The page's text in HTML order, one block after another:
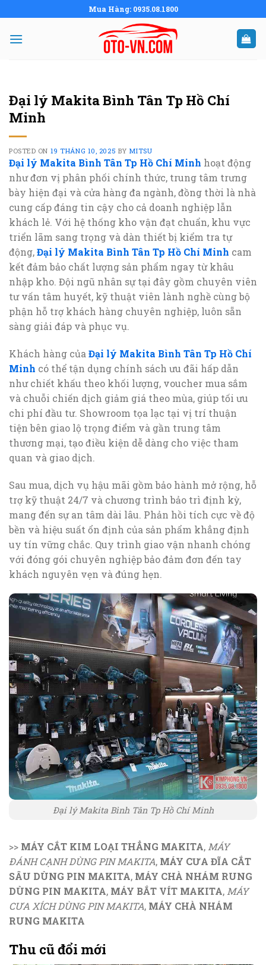
to
content
Mua Hàng: 0935.08.1800
Đại lý Makita Bình Tân Tp Hồ Chí
Minh
POSTED ON 19 THÁNG 10, 2025 BY MITSU
Đại lý Makita Bình Tân Tp Hồ Chí Minh hoạt động
như đơn vị phân phối chính thức, trung tâm trưng
bày hiện đại và cửa hàng đa ngành, đồng thời là nhà
cung cấp đáng tin cậy cho cả doanh nghiệp lẫn
khách lẻ. Với hệ thống kho vận đạt chuẩn, khu vực
triển lãm sang trọng và dàn thiết bị kiểm tra tự
động,Đại lý Makita Bình Tân Tp Hồ Chí Minh cam
kết đảm bảo chất lượng sản phẩm ngay từ khâu
nhập kho. Đội ngũ nhân sự tại đây gồm chuyên viên
tư vấn tâm huyết, kỹ thuật viên lành nghề cùng bộ
phận hỗ trợ khách hàng chuyên nghiệp, luôn sẵn
sàng giải đáp và phục vụ.
Khách hàng của Đại lý Makita Bình Tân Tp Hồ Chí
Minh có thể tận dụng chính sách ưu đãi hấp dẫn
như chiết khấu theo khối lượng, voucher mua sắm
và chuỗi chiến dịch giảm giá theo mùa, giúp tối ưu
chi phí đầu tư. Showroom tọa lạc tại vị trí thuận
tiện bên giao lộ trọng điểm và gần trung tâm
thương mại, tạo điều kiện dễ dàng cho việc tham
quan và giao dịch.
Sau mua, dịch vụ hậu mãi gồm bảo hành mở rộng, hỗ
trợ kỹ thuật 24/7 và chương trình bảo trì định kỳ,
mang đến sự an tâm dài lâu. Phản hồi tích cực về độ
bền và hiệu suất ổn định của sản phẩm khẳng định
uy tín vững chắc. Quy trình giao vận nhanh chóng
với đóng gói chuyên nghiệp bảo đảm đơn đến tay
khách nguyên vẹn và đúng hẹn.
Đại lý Makita Bình Tân Tp Hồ Chí Minh
>> MÁY CẮT KIM LOẠI THẲNG MAKITA, MÁY
ĐÁNH CẠNH DÙNG PIN MAKITA, MÁY CƯA ĐĨA CẮT
SÂU DÙNG PIN MAKITA, MÁY CHÀ NHÁM RUNG
DÙNG PIN MAKITA, MÁY BẮT VÍT MAKITA, MÁY
CƯA XÍCH DÙNG PIN MAKITA, MÁY CHÀ NHÁM
RUNG MAKITA
Thu cũ đổi mới